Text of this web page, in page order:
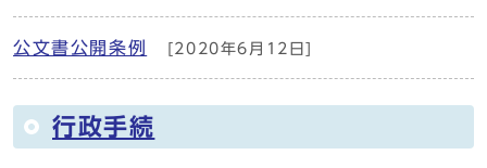
公文書公開条例 [2020年6月12日]
行政手続